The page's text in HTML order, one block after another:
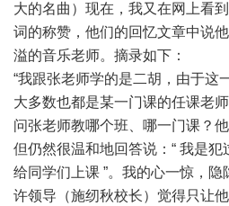
大的名曲）现在，我又在网上看
词的称赞，他们的回忆文章中说
溢的音乐老师。摘录如下：
“我跟张老师学的是二胡，由于这
大多数也都是某一门课的任课老
问张老师教哪个班、哪一门课？
但仍然很温和地回答说：“ 我是
给同学们上课 ”。我的心一惊，
许领导（施纫秋校长）觉得只让